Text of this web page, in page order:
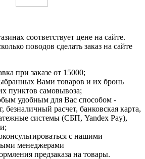
соответствует цене на сайте.
поводов сделать заказ на сайте
при заказе от 15000;
Вами товаров и их бронь
пунктов самовывоза;
удобным для Вас способом -
безналичный расчет, банковская карта,
системы (СБП, Yandex Pay),
с нашими
менеджерами
предзаказа на товары.